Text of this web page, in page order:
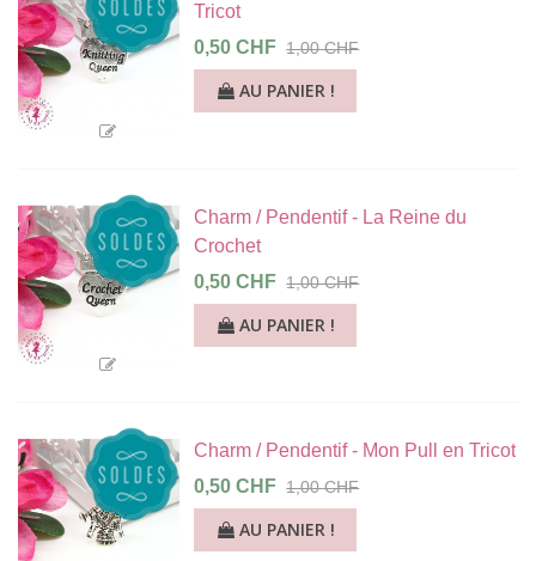
Tricot
0,50 CHF 1,00 CHF
AU PANIER !
Charm / Pendentif - La Reine du
Crochet
0,50 CHF 1,00 CHF
AU PANIER !
Charm / Pendentif - Mon Pull en Tricot
0,50 CHF 1,00 CHF
AU PANIER !